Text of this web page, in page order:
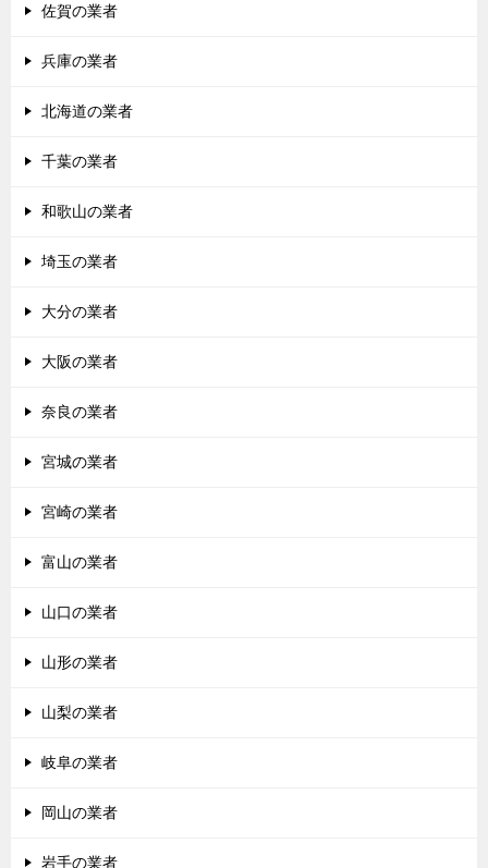
佐賀の業者
兵庫の業者
北海道の業者
千葉の業者
和歌山の業者
埼玉の業者
大分の業者
大阪の業者
奈良の業者
宮城の業者
宮崎の業者
富山の業者
山口の業者
山形の業者
山梨の業者
岐阜の業者
岡山の業者
岩手の業者